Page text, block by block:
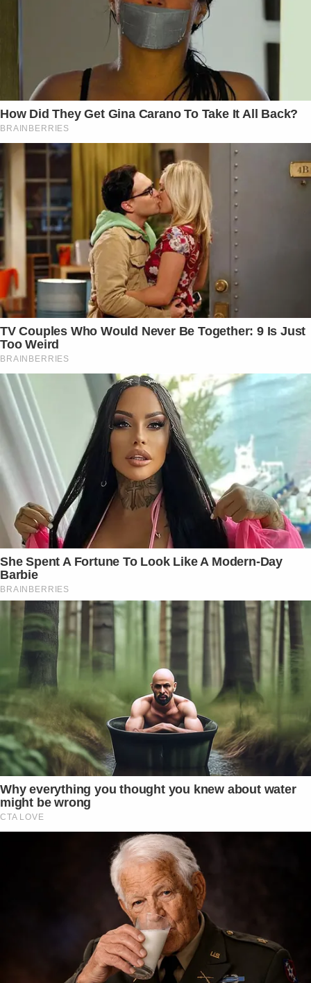
How Did They Get Gina Carano To Take It All Back?
BRAINBERRIES
TV Couples Who Would Never Be Together: 9 Is Just
Too Weird
BRAINBERRIES
She Spent A Fortune To Look Like A Modern-Day
Barbie
BRAINBERRIES
Why everything you thought you knew about water
might be wrong
CTA LOVE